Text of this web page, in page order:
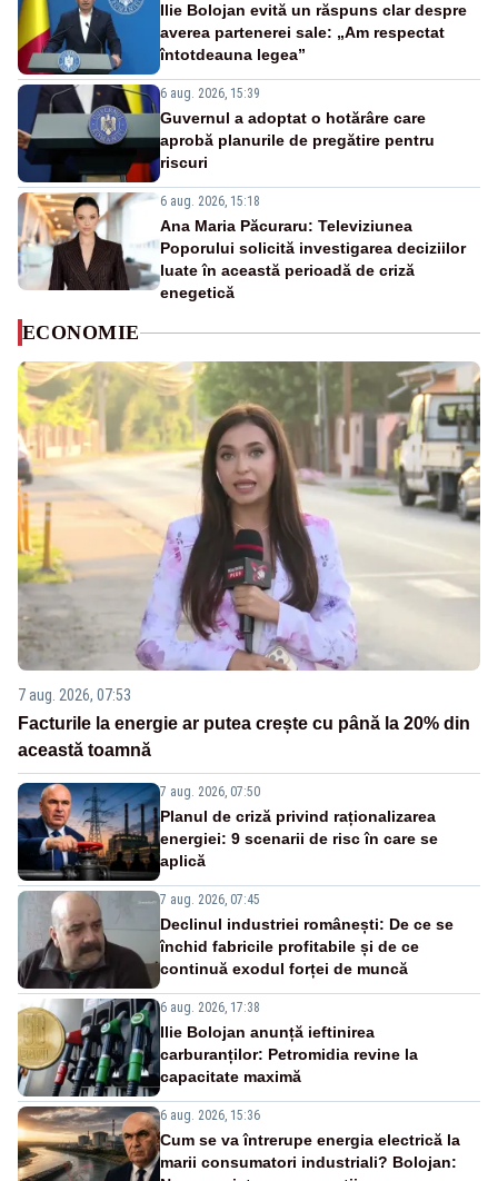
Ilie Bolojan evită un răspuns clar despre
averea partenerei sale: „Am respectat
întotdeauna legea”
6 aug. 2026, 15:39
Guvernul a adoptat o hotărâre care
aprobă planurile de pregătire pentru
riscuri
6 aug. 2026, 15:18
Ana Maria Păcuraru: Televiziunea
Poporului solicită investigarea deciziilor
luate în această perioadă de criză
enegetică
ECONOMIE
7 aug. 2026, 07:53
Facturile la energie ar putea crește cu până la 20% din
această toamnă
7 aug. 2026, 07:50
Planul de criză privind raționalizarea
energiei: 9 scenarii de risc în care se
aplică
7 aug. 2026, 07:45
Declinul industriei românești: De ce se
închid fabricile profitabile și de ce
continuă exodul forței de muncă
6 aug. 2026, 17:38
Ilie Bolojan anunță ieftinirea
carburanților: Petromidia revine la
capacitate maximă
6 aug. 2026, 15:36
Cum se va întrerupe energia electrică la
marii consumatori industriali? Bolojan: